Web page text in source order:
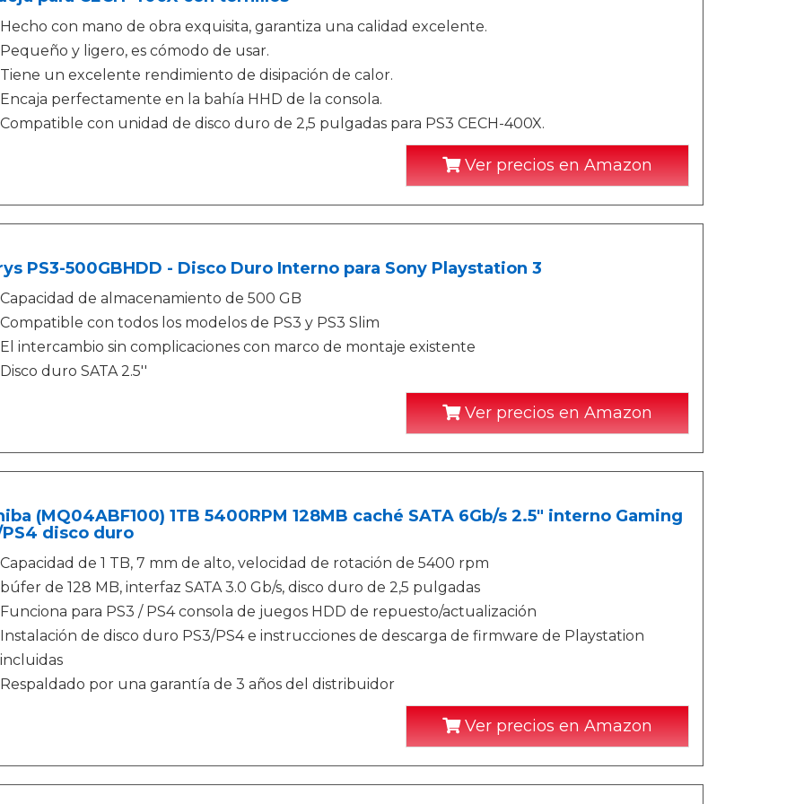
Hecho con mano de obra exquisita, garantiza una calidad excelente.
Pequeño y ligero, es cómodo de usar.
Tiene un excelente rendimiento de disipación de calor.
Encaja perfectamente en la bahía HHD de la consola.
Compatible con unidad de disco duro de 2,5 pulgadas para PS3 CECH-400X.
Ver precios en Amazon
PS3-500GBHDD - Disco Duro Interno para Sony Playstation 3
Capacidad de almacenamiento de 500 GB
Compatible con todos los modelos de PS3 y PS3 Slim
El intercambio sin complicaciones con marco de montaje existente
Disco duro SATA 2.5''
Ver precios en Amazon
(MQ04ABF100) 1TB 5400RPM 128MB caché SATA 6Gb/s 2.5" interno Gaming
PS4 disco duro
Capacidad de 1 TB, 7 mm de alto, velocidad de rotación de 5400 rpm
búfer de 128 MB, interfaz SATA 3.0 Gb/s, disco duro de 2,5 pulgadas
Funciona para PS3 / PS4 consola de juegos HDD de repuesto/actualización
Instalación de disco duro PS3/PS4 e instrucciones de descarga de firmware de Playstation
incluidas
Respaldado por una garantía de 3 años del distribuidor
Ver precios en Amazon